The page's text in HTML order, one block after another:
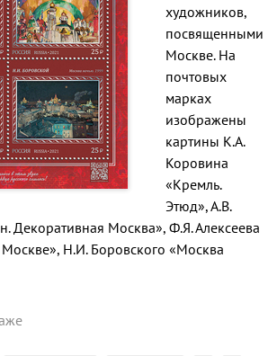
художников,
посвященными
Москве. На
почтовых
марках
изображены
картины К.А.
Коровина
«Кремль.
Этюд», А.В.
Декоративная Москва», Ф.Я. Алексеева
Н.И. Боровского «Москва